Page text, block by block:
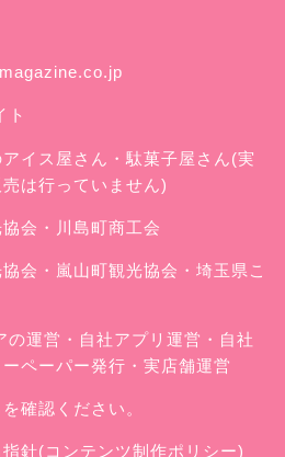
ト
イス屋さん ・駄菓子屋さん(実
は行っていません)
会・川島町商工会
会・嵐山町観光協会・埼玉県こ
運営・自社アプリ運営・自社
ペーパー発行・実店舗運営
確認ください。
針(コンテンツ制作ポリシー)